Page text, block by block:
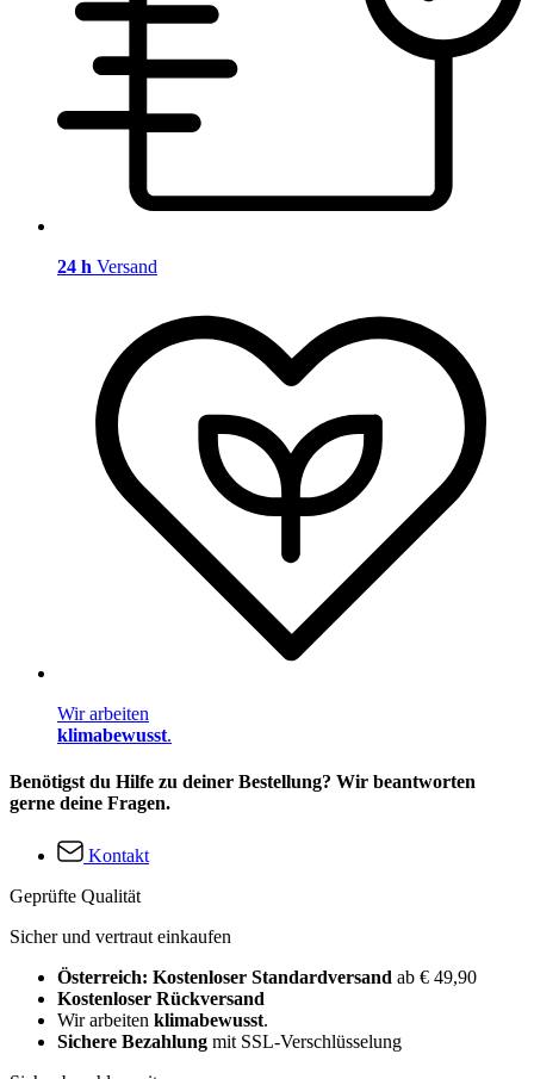
24 h Versand
Wir arbeiten
klimabewusst.
Benötigst du Hilfe zu deiner Bestellung? Wir beantworten
gerne deine Fragen.
Kontakt
Geprüfte Qualität
Sicher und vertraut einkaufen
Österreich: Kostenloser Standardversand ab € 49,90
Kostenloser Rückversand
Wir arbeiten klimabewusst.
Sichere Bezahlung mit SSL-Verschlüsselung